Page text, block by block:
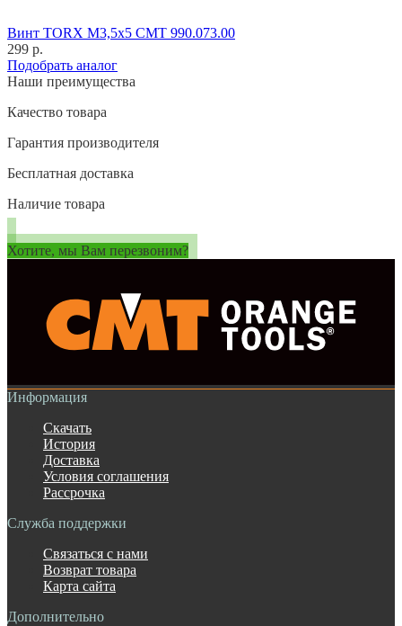
Винт TORX M3,5x5 CMT 990.073.00
299 р.
Подобрать аналог
Наши преимущества
Качество товара
Гарантия производителя
Бесплатная доставка
Наличие товара
Хотите, мы Вам перезвоним?
Информация
Скачать
История
Доставка
Условия соглашения
Рассрочка
Служба поддержки
Связаться с нами
Возврат товара
Карта сайта
Дополнительно